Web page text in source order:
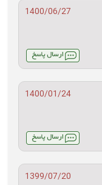
1400/06/27
1400/01/24
1399/07/20